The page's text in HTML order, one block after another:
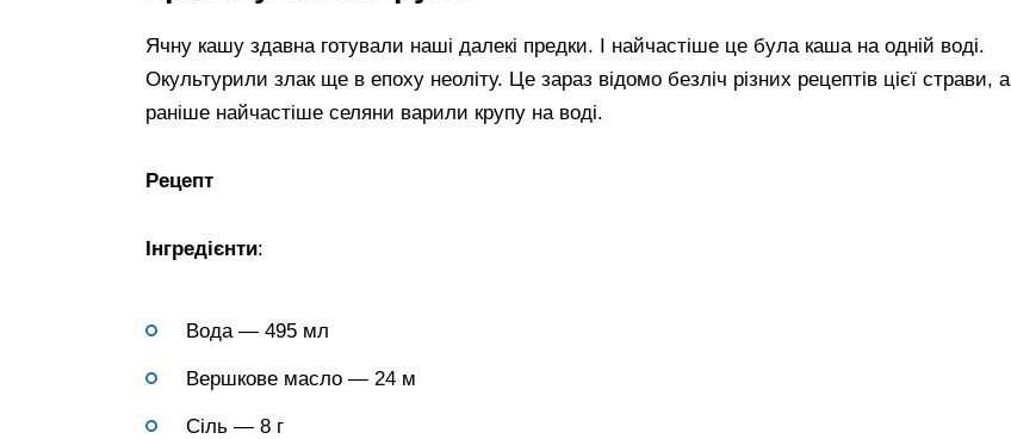
Ячну кашу здавна готували наші далекі предки. І найчастіше це була каша на одній воді.
Окультурили злак ще в епоху неоліту. Це зараз відомо безліч різних рецептів цієї страви, а
раніше найчастіше селяни варили крупу на воді.
Рецепт
Інгредієнти:
Вода — 495 мл
Вершкове масло — 24 м
Сіль — 8 г